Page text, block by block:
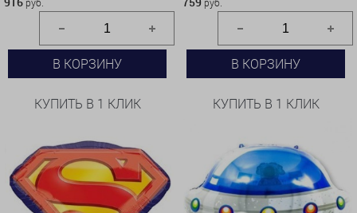
В КОРЗИНУ
КУПИТЬ В 1 КЛИК
В КОРЗИНУ
КУПИТЬ В 1 КЛИК